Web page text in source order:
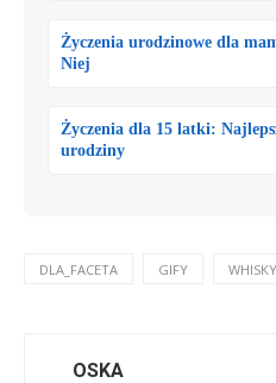
Życzenia urodzinowe dla
Niej
Życzenia dla 15 latki:
urodziny
DLA_FACETA GIFY WHISKY
OSKA